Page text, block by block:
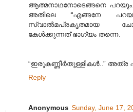
ആത്മനാഥനോടെങ്ങനെ
അതിലെ “എങ്ങനേ
സ്വാല്‍മപ്രകൃതമായ
കേള്‍ക്കുന്നത് ഭാഗ്യം തന്നെ.
“ഇരുകണ്ണീര്‍തുള്ളികള്‍..” അത്ര
Reply
Anonymous Sunday, June 17,